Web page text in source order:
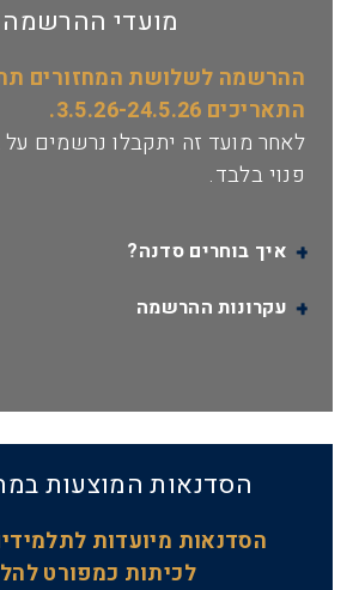
מועדי ההרשמה
ההרשמה לשלושת המחזורים
התאריכים 3.5.26-24.5.26.
לאחר מועד זה יתקבלו נרשמים
פנוי בלבד.
איך בוחרים סדנה?
עקרונות ההרשמה
הסדנאות המוצעות
הסדנאות מיועדות
לכיתות כמפורט